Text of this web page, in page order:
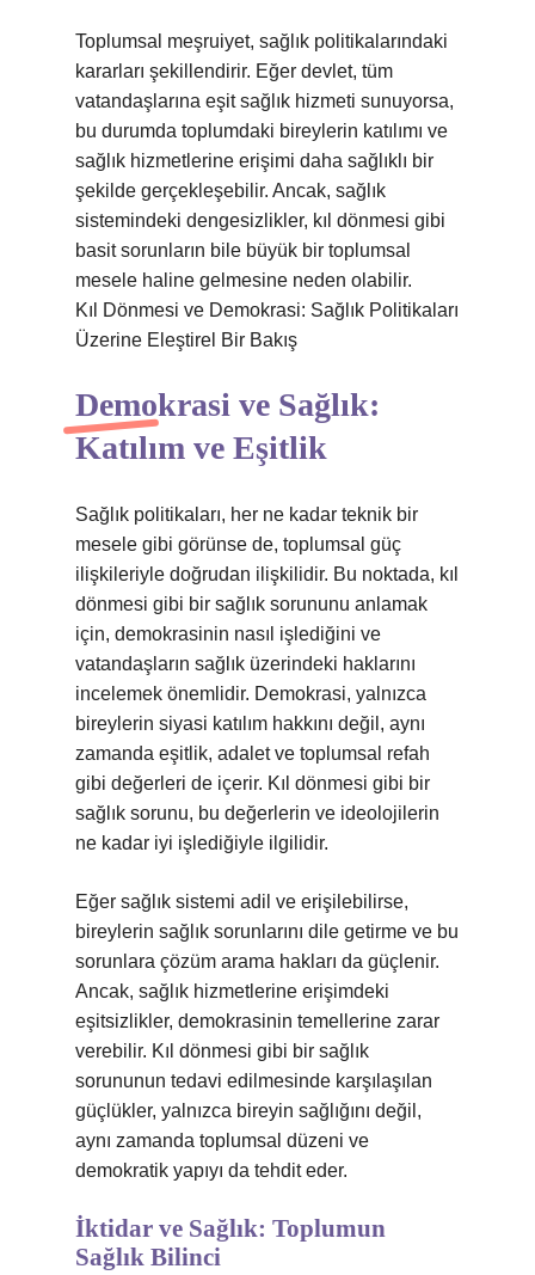
Toplumsal meşruiyet, sağlık politikalarındaki
kararları şekillendirir. Eğer devlet, tüm
vatandaşlarına eşit sağlık hizmeti sunuyorsa,
bu durumda toplumdaki bireylerin katılımı ve
sağlık hizmetlerine erişimi daha sağlıklı bir
şekilde gerçekleşebilir. Ancak, sağlık
sistemindeki dengesizlikler, kıl dönmesi gibi
basit sorunların bile büyük bir toplumsal
mesele haline gelmesine neden olabilir.
Kıl Dönmesi ve Demokrasi: Sağlık Politikaları
Üzerine Eleştirel Bir Bakış
Demokrasi ve Sağlık:
Katılım ve Eşitlik
Sağlık politikaları, her ne kadar teknik bir
mesele gibi görünse de, toplumsal güç
ilişkileriyle doğrudan ilişkilidir. Bu noktada, kıl
dönmesi gibi bir sağlık sorununu anlamak
için, demokrasinin nasıl işlediğini ve
vatandaşların sağlık üzerindeki haklarını
incelemek önemlidir. Demokrasi, yalnızca
bireylerin siyasi katılım hakkını değil, aynı
zamanda eşitlik, adalet ve toplumsal refah
gibi değerleri de içerir. Kıl dönmesi gibi bir
sağlık sorunu, bu değerlerin ve ideolojilerin
ne kadar iyi işlediğiyle ilgilidir.
Eğer sağlık sistemi adil ve erişilebilirse,
bireylerin sağlık sorunlarını dile getirme ve bu
sorunlara çözüm arama hakları da güçlenir.
Ancak, sağlık hizmetlerine erişimdeki
eşitsizlikler, demokrasinin temellerine zarar
verebilir. Kıl dönmesi gibi bir sağlık
sorununun tedavi edilmesinde karşılaşılan
güçlükler, yalnızca bireyin sağlığını değil,
aynı zamanda toplumsal düzeni ve
demokratik yapıyı da tehdit eder.
İktidar ve Sağlık: Toplumun
Sağlık Bilinci